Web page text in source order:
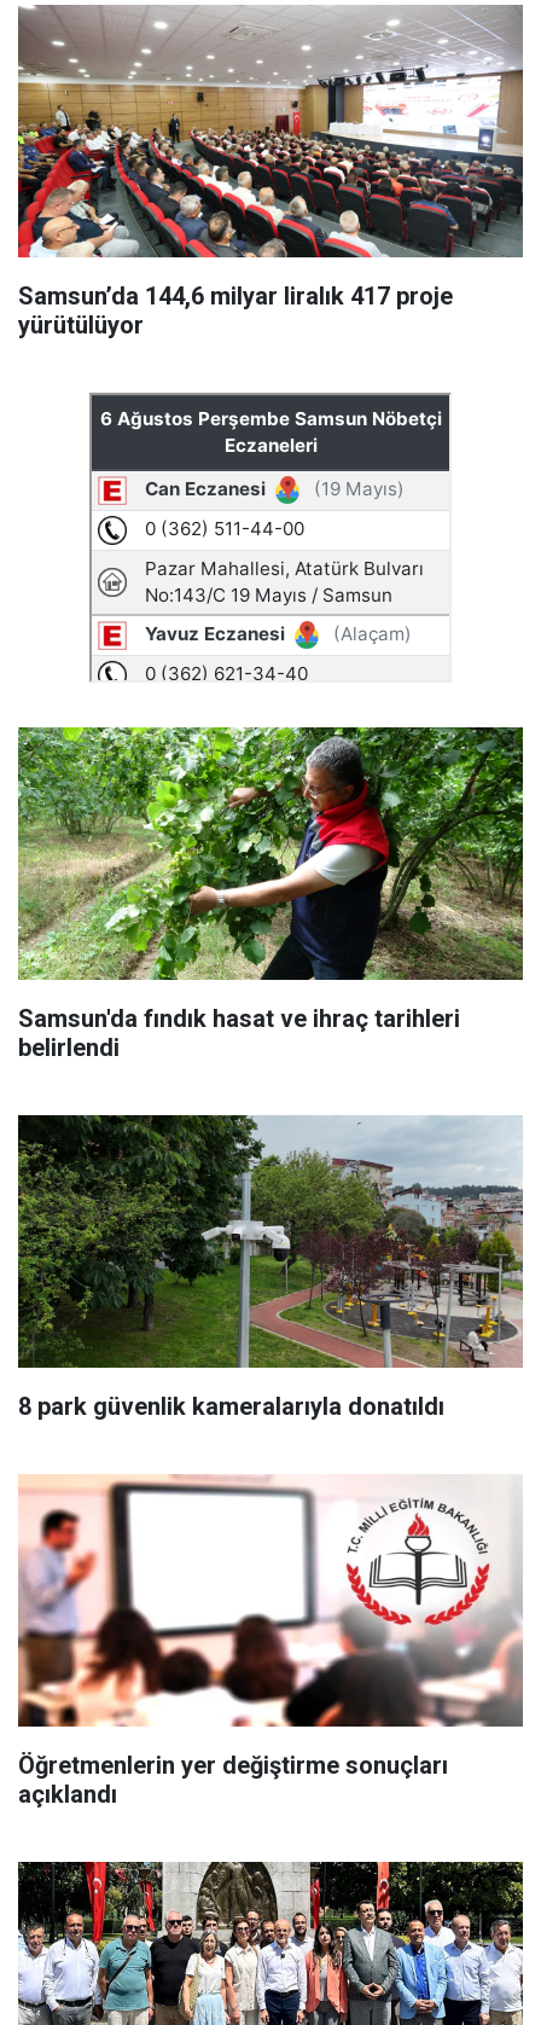
Samsun’da 144,6 milyar liralık 417 proje
yürütülüyor
Samsun'da fındık hasat ve ihraç tarihleri
belirlendi
8 park güvenlik kameralarıyla donatıldı
Öğretmenlerin yer değiştirme sonuçları
açıklandı